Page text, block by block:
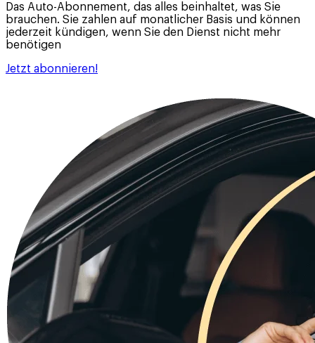
Das Auto-Abonnement, das alles beinhaltet, was Sie
brauchen. Sie zahlen auf monatlicher Basis und können
jederzeit kündigen, wenn Sie den Dienst nicht mehr
benötigen
Jetzt abonnieren!